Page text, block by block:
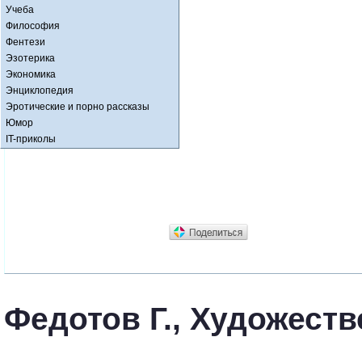
Учеба
Философия
Фентези
Эзотерика
Экономика
Энциклопедия
Эротические и порно рассказы
Юмор
IT-приколы
Федотов Г.,